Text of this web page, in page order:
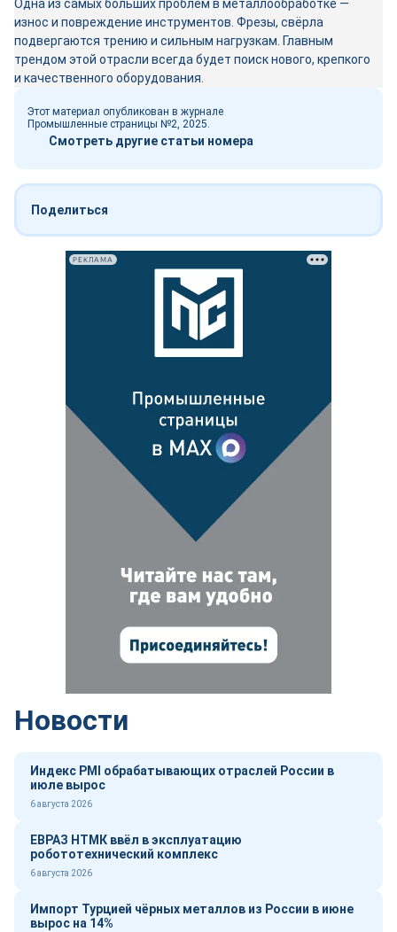
Одна из самых больших проблем в металлообработке —
износ и повреждение инструментов. Фрезы, свёрла
подвергаются трению и сильным нагрузкам. Главным
трендом этой отрасли всегда будет поиск нового, крепкого
и качественного оборудования.
Этот материал опубликован в журнале
Промышленные страницы №2, 2025.
Смотреть другие статьи номера
Поделиться
РЕКЛАМА
Новости
Индекс PMI обрабатывающих отраслей России в
июле вырос
6 августа 2026
ЕВРАЗ НТМК ввёл в эксплуатацию
робототехнический комплекс
6 августа 2026
Импорт Турцией чёрных металлов из России в июне
вырос на 14%